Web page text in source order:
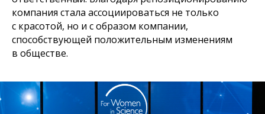
компания стала ассоциироваться не только
с красотой, но и с образом компании,
способствующей положительным изменениям
в обществе.